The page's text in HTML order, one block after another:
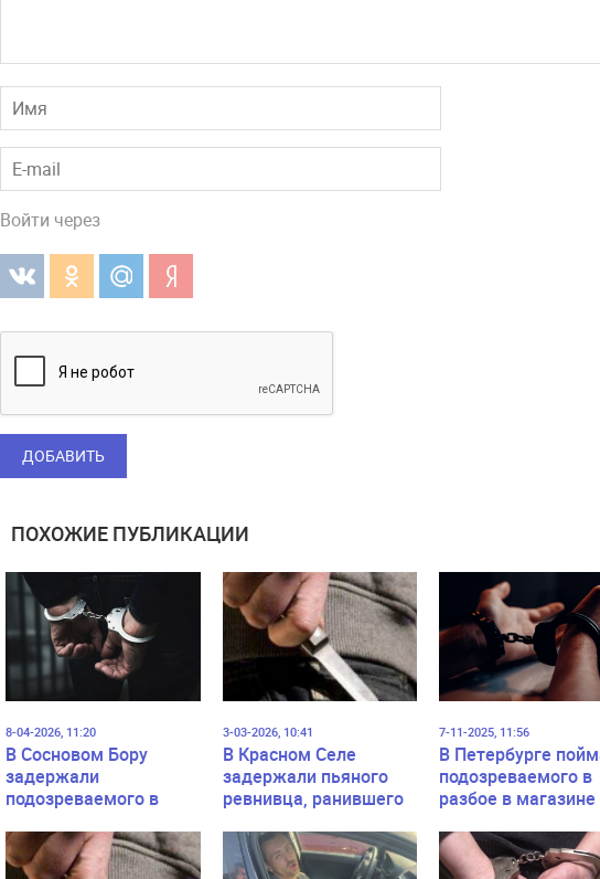
Войти через
ДОБАВИТЬ
ПОХОЖИЕ ПУБЛИКАЦИИ
8-04-2026, 11:20
В Сосновом Бору
задержали
подозреваемого в
на продуктовый
магазин
3-03-2026, 10:41
В Красном Селе
задержали пьяного
ревнивца, ранившего
7-11-2025, 11:56
В Петербурге
подозреваемого в
разбое в магазине